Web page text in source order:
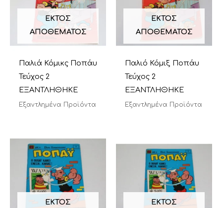
ΕΚΤΌΣ
ΑΠΟΘΈΜΑΤΟΣ
Παλιά Κόμικς Ποπάυ
Τεύχος 2
ΕΞΑΝΤΛΗΘΗΚΕ
Εξαντλημένα Προϊόντα
ΕΚΤΌΣ
ΑΠΟΘΈΜΑΤΟΣ
Παλιό Κόμιξ Ποπάυ
Τεύχος 2
ΕΞΑΝΤΛΗΘΗΚΕ
Εξαντλημένα Προϊόντα
ΕΚΤΌΣ
ΕΚΤΌΣ